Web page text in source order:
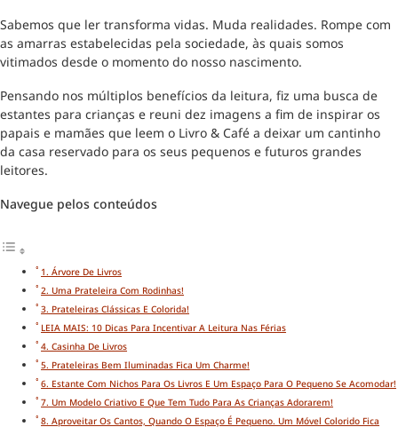
Sabemos que ler transforma vidas. Muda realidades. Rompe com
as amarras estabelecidas pela sociedade, às quais somos
vitimados desde o momento do nosso nascimento.
Pensando nos múltiplos benefícios da leitura, fiz uma busca de
estantes para crianças e reuni dez imagens a fim de inspirar os
papais e mamães que leem o Livro & Café a deixar um cantinho
da casa reservado para os seus pequenos e futuros grandes
leitores.
Navegue pelos conteúdos
1. Árvore De Livros
2. Uma Prateleira Com Rodinhas!
3. Prateleiras Clássicas E Colorida!
LEIA MAIS: 10 Dicas Para Incentivar A Leitura Nas Férias
4. Casinha De Livros
5. Prateleiras Bem Iluminadas Fica Um Charme!
6. Estante Com Nichos Para Os Livros E Um Espaço Para O Pequeno Se Acomodar!
7. Um Modelo Criativo E Que Tem Tudo Para As Crianças Adorarem!
8. Aproveitar Os Cantos, Quando O Espaço É Pequeno. Um Móvel Colorido Fica